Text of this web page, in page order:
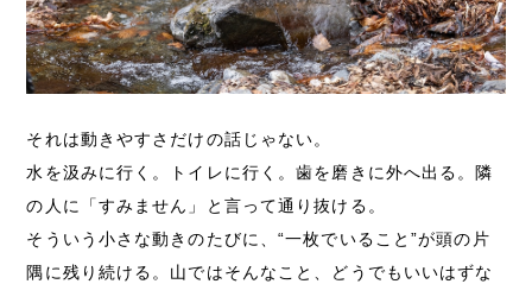
それは動きやすさだけの話じゃない。
水を汲みに行く。トイレに行く。歯を磨きに外へ出る。隣
の人に「すみません」と言って通り抜ける。
そういう小さな動きのたびに、“一枚でいること”が頭の片
隅に残り続ける。山ではそんなこと、どうでもいいはずな